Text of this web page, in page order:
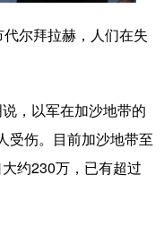
源 会展
太网 上市公司
尔拜拉赫，人们在失
，以军在加沙地带的
受伤。目前加沙地带至
约230万，已有超过